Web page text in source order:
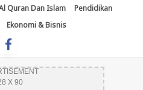
Quran Dan Islam
Pendidikan
Ekonomi & Bisnis
X 90